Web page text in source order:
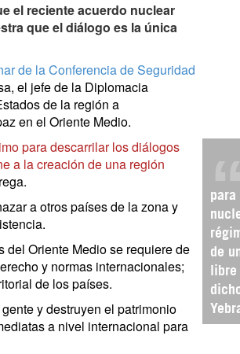
el reciente acuerdo nuclear
que el diálogo es la única
de la Conferencia de Seguridad
el jefe de la Diplomacia
de la región a
en el Oriente Medio.
para
de
libre
para descarrilar los diálogos
a la creación de una región
a otros países de la zona y
del Oriente Medio se requiere de
y normas internacionales;
de los países.
y destruyen el patrimonio
a nivel internacional para